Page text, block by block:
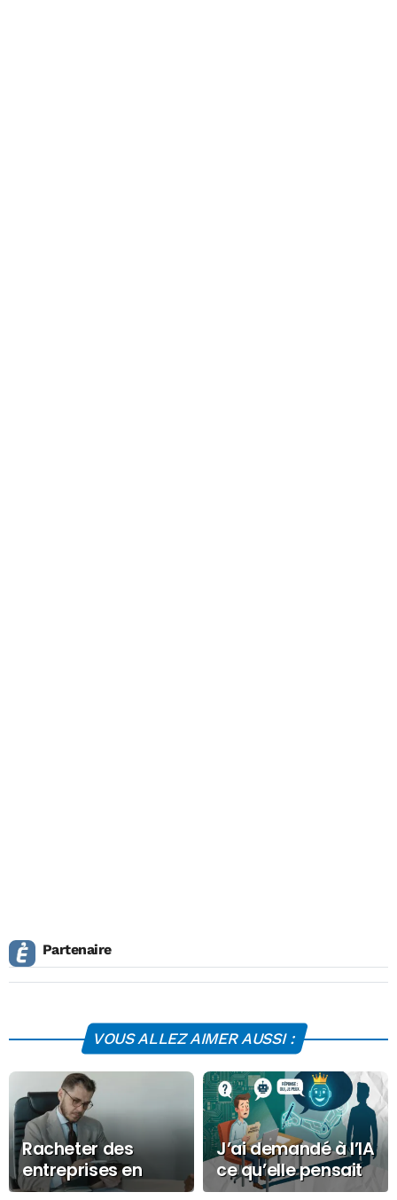
Partenaire
VOUS ALLEZ AIMER AUSSI :
Racheter des
entreprises en
difficultés doit
J’ai demandé à l’IA
ce qu’elle pensait
de mon dernier